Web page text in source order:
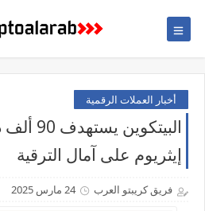
أخبار العملات الرقمية
إيثريوم على آمال الترقية
فريق كريبتو العرب 24 مارس 2025